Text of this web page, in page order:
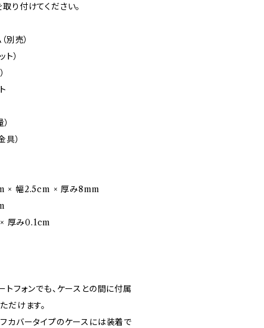
り付けてください。
別売）
）
具）
× 幅2.5cm × 厚み8mm
厚み0.1cm
トフォンでも、ケースとの間に付属
だけます。
カバータイプのケースには装着で